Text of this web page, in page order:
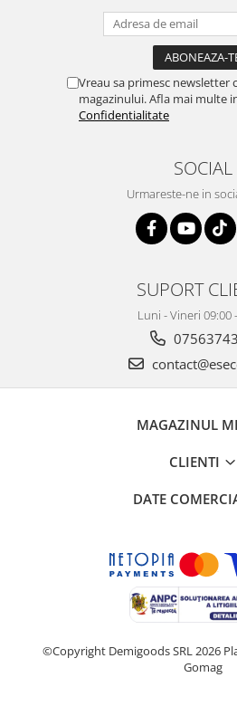
Vreau sa primesc newsletter
magazinului. Afla mai multe
Confidentialitate
SOCIAL
Urmareste-ne in
SUPORT
Luni - Vineri 09:00
MAGAZINUL
CLIENTI
DATE
©Copyright Demigoods SRL 2026
Gomag